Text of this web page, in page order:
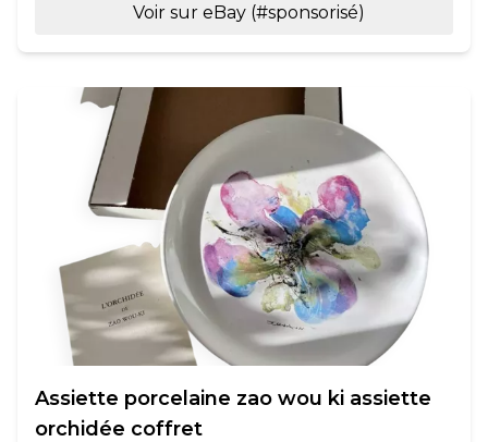
Voir sur eBay (#sponsorisé)
Assiette porcelaine zao wou ki assiette
orchidée coffret